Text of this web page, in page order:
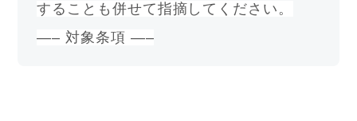
することも併せて指摘してください。
—– 対象条項 —–